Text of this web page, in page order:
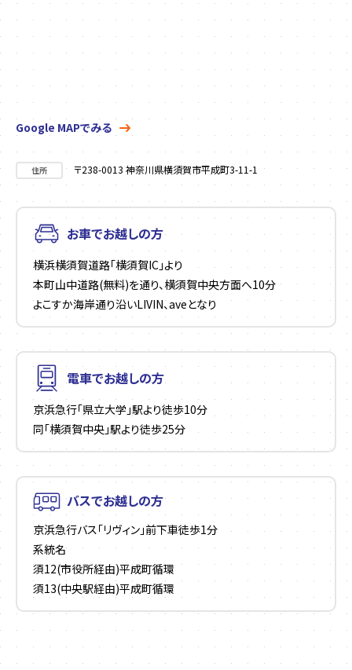
Google MAPでみる
住所 〒238-0013 神奈川県横須賀市平成町3-11-1
お車でお越しの方
横浜横須賀道路「横須賀IC」より
本町山中道路(無料)を通り、横須賀中央方面へ10分
よこすか海岸通り沿いLIVIN、aveとなり
電車でお越しの方
京浜急行「県立大学」駅より徒歩10分
同「横須賀中央」駅より徒歩25分
バスでお越しの方
京浜急行バス「リヴィン」前下車徒歩1分
系統名
須12(市役所経由)平成町循環
須13(中央駅経由)平成町循環